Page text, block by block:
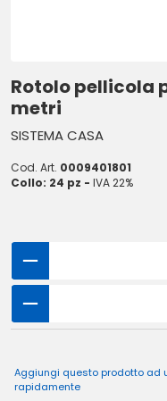
Rotolo pellicola
metri
SISTEMA CASA
Cod. Art. 0009401801
Collo: 24 pz - IVA 22%
Aggiungi questo prodotto ad
rapidamente